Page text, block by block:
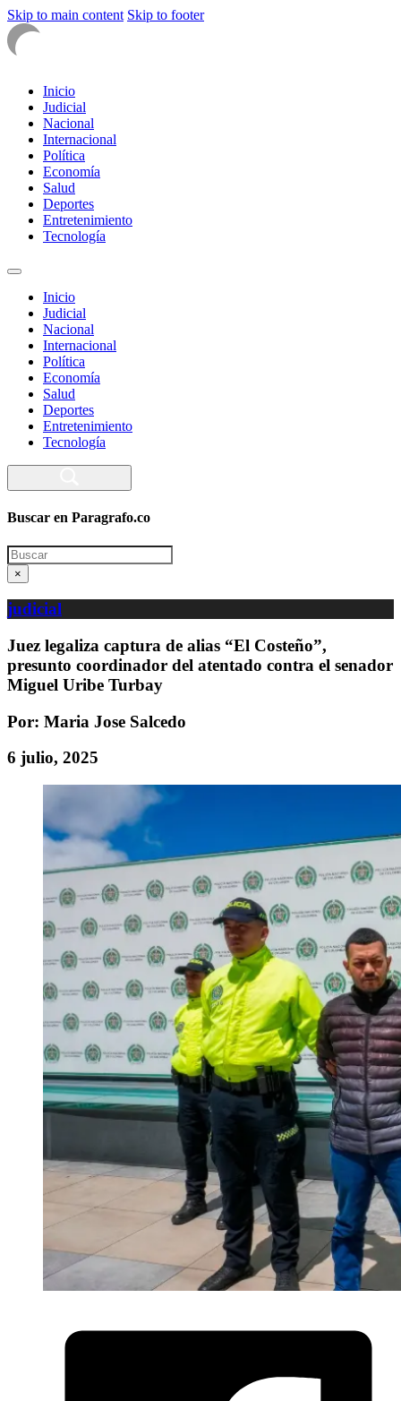
Skip to main content Skip to footer
Inicio
Judicial
Nacional
Internacional
Política
Economía
Salud
Deportes
Entretenimiento
Tecnología
Inicio
Judicial
Nacional
Internacional
Política
Economía
Salud
Deportes
Entretenimiento
Tecnología
Buscar en Paragrafo.co
Search
×
judicial
Juez legaliza captura de alias “El Costeño”,
presunto coordinador del atentado contra el senador
Miguel Uribe Turbay
Por: Maria Jose Salcedo
6 julio, 2025